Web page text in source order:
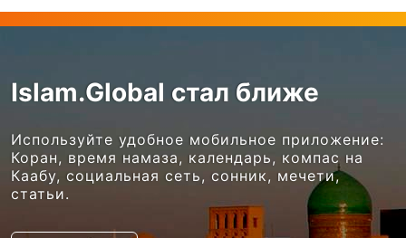
Islam.Global стал ближе
Используйте удобное мобильное приложение:
Коран, время намаза, календарь, компас на
Каабу, социальная сеть, сонник, мечети,
статьи.